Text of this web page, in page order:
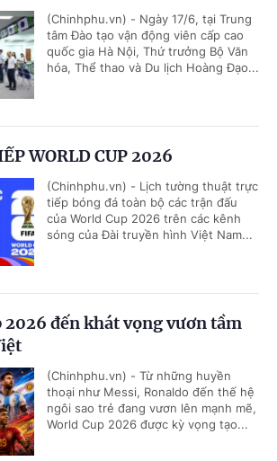
(Chinhphu.vn) - Ngày 17/6, tại Trung
tâm Đào tạo vận động viên cấp cao
quốc gia Hà Nội, Thứ trưởng Bộ Văn
hóa, Thể thao và Du lịch Hoàng Đạo...
WORLD CUP 2026
(Chinhphu.vn) - Lịch tường thuật trực
tiếp bóng đá toàn bộ các trận đấu
của World Cup 2026 trên các kênh
sóng của Đài truyền hình Việt Nam...
2026 đến khát vọng vươn tầm
(Chinhphu.vn) - Từ những huyền
thoại như Messi, Ronaldo đến thế hệ
ngôi sao trẻ đang vươn lên mạnh mẽ,
World Cup 2026 được kỳ vọng tạo...